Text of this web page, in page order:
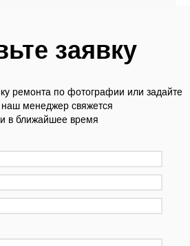
заявку
ремонта по фотографии или задайте
наш менеджер свяжется
в ближайшее время